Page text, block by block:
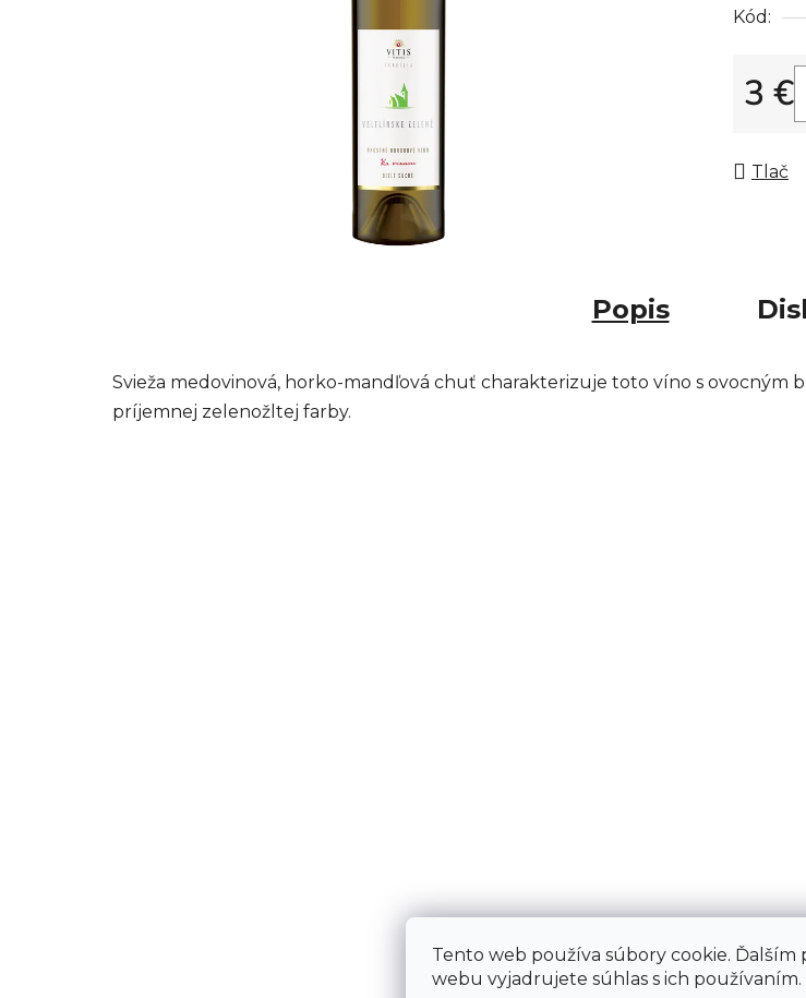
Tento web používa súbory cookie.
webu vyjadrujete súhlas s ich používaním.
Kód:
3 €
Tlač
Popis
Svieža medovinová, horko-mandľová chuť charakterizuje toto víno s ovocným
príjemnej zelenožltej farby.